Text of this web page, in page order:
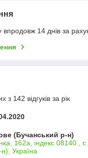
14 днів за
з 142 відгуків за рік
(Бучанський р-н)
162а, індекс 08140 ,
Україна